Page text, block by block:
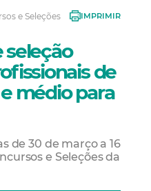
e Seleções IMPRIMIR
seleção
de
médio para
de 30 de março a 16
e Seleções da